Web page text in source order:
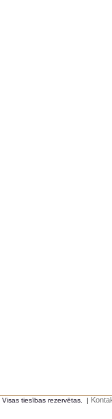
Visas tiesības rezervētas. |